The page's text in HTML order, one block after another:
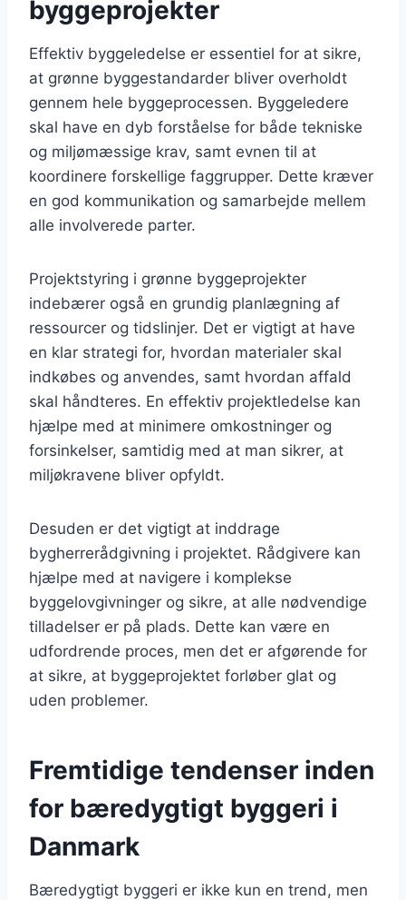
byggeprojekter
Effektiv byggeledelse er essentiel for at sikre,
at grønne byggestandarder bliver overholdt
gennem hele byggeprocessen. Byggeledere
skal have en dyb forståelse for både tekniske
og miljømæssige krav, samt evnen til at
koordinere forskellige faggrupper. Dette kræver
en god kommunikation og samarbejde mellem
alle involverede parter.
Projektstyring i grønne byggeprojekter
indebærer også en grundig planlægning af
ressourcer og tidslinjer. Det er vigtigt at have
en klar strategi for, hvordan materialer skal
indkøbes og anvendes, samt hvordan affald
skal håndteres. En effektiv projektledelse kan
hjælpe med at minimere omkostninger og
forsinkelser, samtidig med at man sikrer, at
miljøkravene bliver opfyldt.
Desuden er det vigtigt at inddrage
bygherrerådgivning i projektet. Rådgivere kan
hjælpe med at navigere i komplekse
byggelovgivninger og sikre, at alle nødvendige
tilladelser er på plads. Dette kan være en
udfordrende proces, men det er afgørende for
at sikre, at byggeprojektet forløber glat og
uden problemer.
Fremtidige tendenser inden
for bæredygtigt byggeri i
Danmark
Bæredygtigt byggeri er ikke kun en trend, men